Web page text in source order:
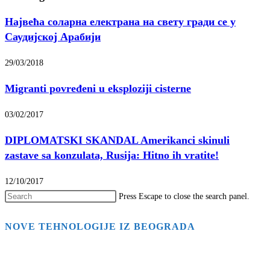
Највећа соларна електрана на свету гради се у
Саудијској Арабији
29/03/2018
Migranti povređeni u eksploziji cisterne
03/02/2017
DIPLOMATSKI SKANDAL Amerikanci skinuli
zastave sa konzulata, Rusija: Hitno ih vratite!
12/10/2017
Press Escape to close the search panel.
NOVE TEHNOLOGIJE IZ BEOGRADA